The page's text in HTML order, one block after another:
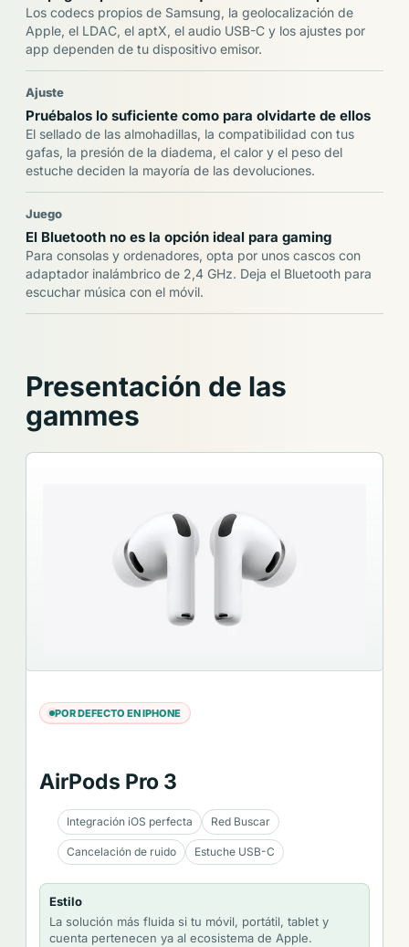
Los codecs propios de Samsung, la geolocalización de
Apple, el LDAC, el aptX, el audio USB-C y los ajustes por
app dependen de tu dispositivo emisor.
Ajuste
Pruébalos lo suficiente como para olvidarte de ellos
El sellado de las almohadillas, la compatibilidad con tus
gafas, la presión de la diadema, el calor y el peso del
estuche deciden la mayoría de las devoluciones.
Juego
El Bluetooth no es la opción ideal para gaming
Para consolas y ordenadores, opta por unos cascos con
adaptador inalámbrico de 2,4 GHz. Deja el Bluetooth para
escuchar música con el móvil.
Presentación de las
gammes
POR DEFECTO EN IPHONE
AirPods Pro 3
Integración iOS perfecta Red Buscar
Cancelación de ruido Estuche USB-C
Estilo
La solución más fluida si tu móvil, portátil, tablet y
cuenta pertenecen ya al ecosistema de Apple.